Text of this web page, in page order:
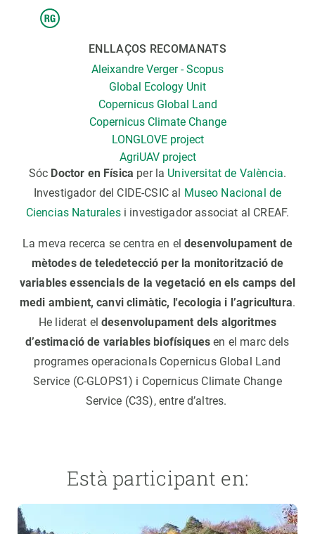
ENLLAÇOS RECOMANATS
Aleixandre Verger - Scopus
Global Ecology Unit
Copernicus Global Land
Copernicus Climate Change
LONGLOVE project
AgriUAV project
Sóc Doctor en Física per la Universitat de València.
Investigador del CIDE-CSIC al Museo Nacional de
Ciencias Naturalesi investigador associat al CREAF.
La meva recerca se centra en eldesenvolupament de
mètodes de teledetecció per la monitorització de
variables essencials de la vegetació en els camps del
medi ambient, canvi climàtic, l'ecologia i l’agricultura.
He liderat eldesenvolupament dels algoritmes
d’estimació de variables biofísiques en el marc dels
programes operacionals Copernicus Global Land
Service (C-GLOPS1) i Copernicus Climate Change
Service (C3S), entre d’altres.
Està participant en: